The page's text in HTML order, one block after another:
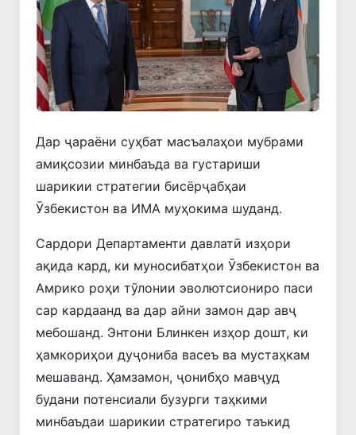
Дар ҷараёни суҳбат масъалаҳои мубрами
амиқсозии минбаъда ва густариши
шарикии стратегии бисёрҷабҳаи
Ӯзбекистон ва ИМА муҳокима шуданд.
Сардори Департаменти давлатӣ изҳори
ақида кард, ки муносибатҳои Ӯзбекистон ва
Амрико роҳи тӯлонии эволютсиониро паси
сар кардаанд ва дар айни замон дар авҷ
мебошанд. Энтони Блинкен изҳор дошт, ки
ҳамкориҳои дуҷониба васеъ ва мустаҳкам
мешаванд. Ҳамзамон, ҷонибҳо мавҷуд
будани потенсиали бузурги таҳкими
минбаъдаи шарикии стратегиро таъкид